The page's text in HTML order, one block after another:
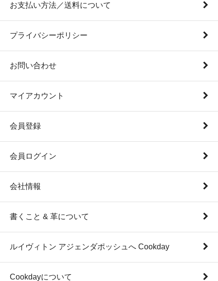
お支払い方法／送料について
プライバシーポリシー
お問い合わせ
マイアカウント
会員登録
会員ログイン
会社情報
書くこと & 革について
ルイヴィトン アジェンダポッシュへ Cookday
Cookdayについて